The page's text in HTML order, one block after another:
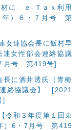
材に ｅ-Ｔａｘ利用
年）６・７月号 第
女連協会長に飯村早
女性部会連絡協議
月号 第419号]
に酒井透氏（青梅
絡協議会】
[2021
]
令和３年度第１回東
）6・7月号 第419